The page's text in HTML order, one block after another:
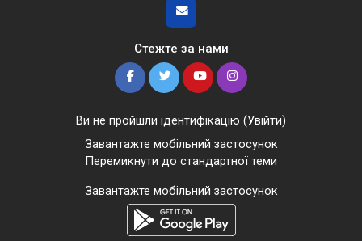
Стежте за нами
Ви не пройшли ідентифікацію (Увійти)
Завантажте мобільний застосунок
Перемикнути до стандартної теми
Завантажте мобільний застосунок